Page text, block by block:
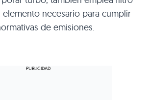
necesario para cumplir
de emisiones.